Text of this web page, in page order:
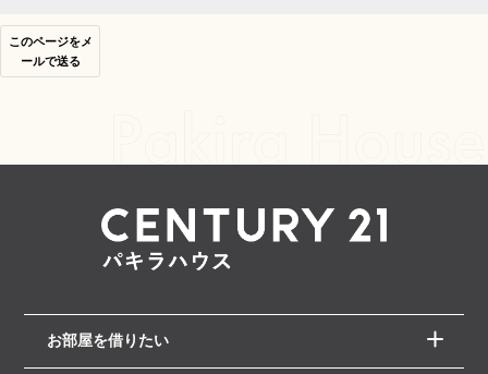
このページをメ
ールで送る
お部屋を借りたい